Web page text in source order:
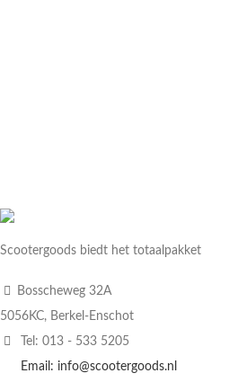
Scootergoods biedt het totaalpakket
Bosscheweg 32A
5056KC, Berkel-Enschot
Tel: 013 - 533 5205
Email: info@scootergoods.nl